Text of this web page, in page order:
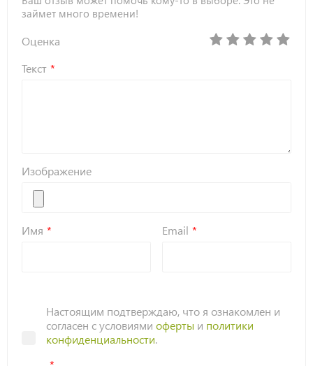
займет много времени!
Оценка
Текст
Изображение
Имя Email
Настоящим подтверждаю, что я ознакомлен и
согласен с условиями оферты и политики
конфиденциальности.